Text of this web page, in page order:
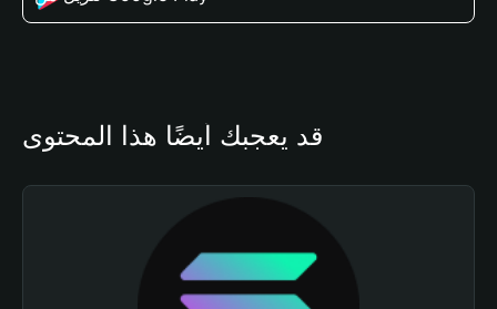
قد يعجبك أيضًا هذا المحتوى